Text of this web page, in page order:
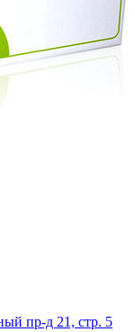
пр-д 21, стр. 5